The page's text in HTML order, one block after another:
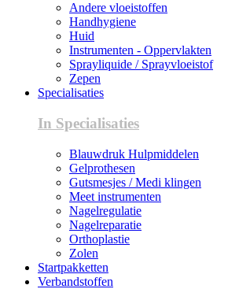
Andere vloeistoffen
Handhygiene
Huid
Instrumenten - Oppervlakten
Sprayliquide / Sprayvloeistof
Zepen
Specialisaties
In Specialisaties
Blauwdruk Hulpmiddelen
Gelprothesen
Gutsmesjes / Medi klingen
Meet instrumenten
Nagelregulatie
Nagelreparatie
Orthoplastie
Zolen
Startpakketten
Verbandstoffen